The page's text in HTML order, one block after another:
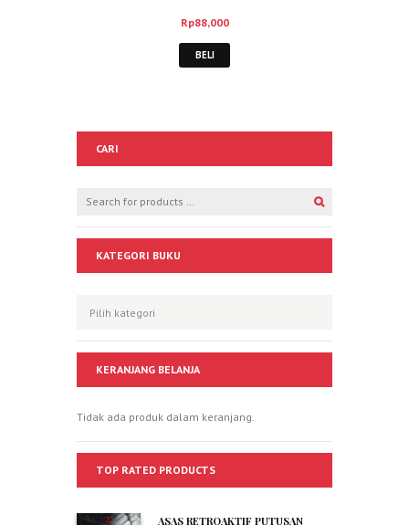
Rp88,000
BELI
CARI
KATEGORI BUKU
KERANJANG BELANJA
Tidak ada produk dalam keranjang.
TOP RATED PRODUCTS
ASAS RETROAKTIF PUTUSAN